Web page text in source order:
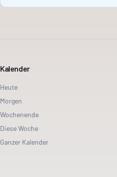
Kalender
Heute
Morgen
Wochenende
Diese Woche
Ganzer Kalender